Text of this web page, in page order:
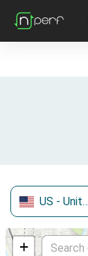
US - United States
+